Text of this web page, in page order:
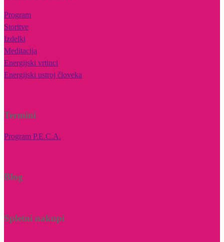
Program
Storitve
Izdelki
Meditacija
Energijski vrtinci
Energijski ustroj človeka
Termini
Program P.E.C.A.
Blog
Spletni nakupi